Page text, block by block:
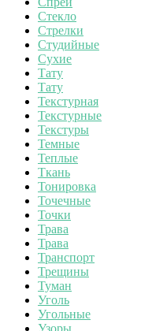
Стекло
Стрелки
Студийные
Сухие
Тату
Тату
Текстурная
Текстурные
Текстуры
Темные
Теплые
Ткань
Тонировка
Точечные
Точки
Трава
Трава
Транспорт
Трещины
Туман
Уголь
Угольные
Узоры